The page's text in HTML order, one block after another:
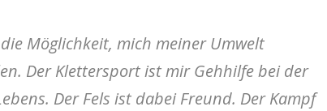
Möglichkeit, mich meiner Umwelt
Der Klettersport ist mir Gehhilfe bei der
Der Fels ist dabei Freund. Der Kampf